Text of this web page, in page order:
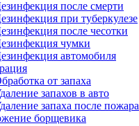
после смерти
при туберкулезе
после чесотки
чумки
автомобиля
от запаха
запахов в авто
запаха после пожара
борщевика